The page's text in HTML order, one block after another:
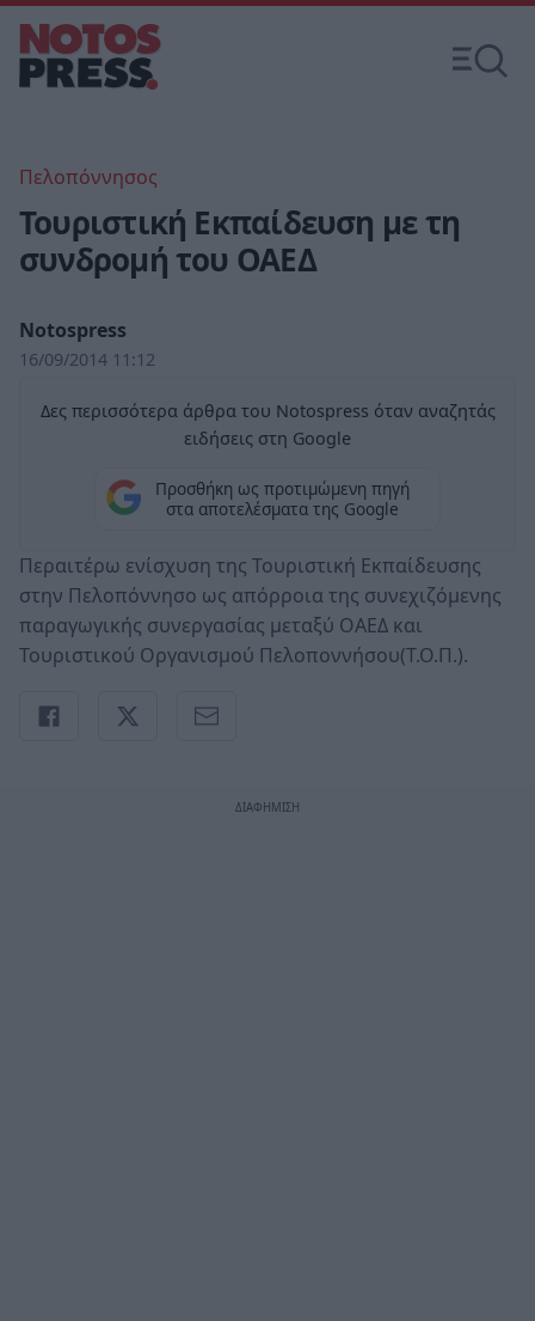
Πελοπόννησος
Τουριστική Εκπαίδευση με τη
συνδρομή του ΟΑΕΔ
Notospress
16/09/2014 11:12
Δες περισσότερα άρθρα του Notospress όταν αναζητάς
ειδήσεις στη Google
Προσθήκη ως προτιμώμενη πηγή
στα αποτελέσματα της Google
Περαιτέρω ενίσχυση της Τουριστική Εκπαίδευσης
στην Πελοπόννησο ως απόρροια της συνεχιζόμενης
παραγωγικής συνεργασίας μεταξύ ΟΑΕΔ και
Τουριστικού Οργανισμού Πελοποννήσου(Τ.Ο.Π.).